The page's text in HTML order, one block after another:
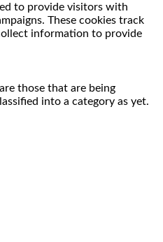
to provide visitors with
These cookies track
information to provide
those that are being
into a category as yet.